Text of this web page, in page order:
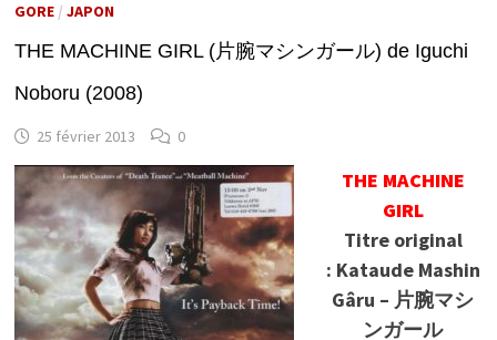
GORE/ JAPON
THE MACHINE GIRL (片腕マシンガール) de Iguchi
Noboru (2008)
25 février 2013 0
THE MACHINE
GIRL
Titre original
: Kataude Mashin
Gâru – 片腕マシ
ンガール